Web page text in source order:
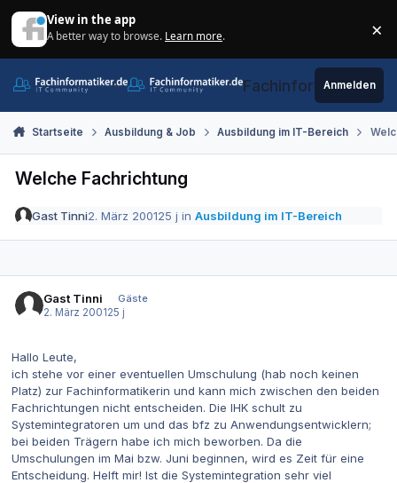
View in the app
A better way to browse. Learn more. ×
Fachinformatiker.de
Anmelden
Startseite Ausbildung & Job Ausbildung im IT-Bereich
Welche Fachrichtung
Gast Tinni2. März 200125 j inAusbildung im IT-Bereich
Gast Tinni
Gäste
2. März 2001 25 j
Hallo Leute,
ich stehe vor einer eventuellen Umschulung (hab noch keinen
Platz) zur Fachinformatikerin und kann mich zwischen den beiden
Fachrichtungen nicht entscheiden. Die IHK schult zu
Systemintegratoren um und das bfz zu Anwendungsentwicklern;
bei beiden Trägern habe ich mich beworben. Da die
Umschulungen im Mai bzw. Juni beginnen, wird es Zeit für eine
Entscheidung. Helft mir! Ist die Systemintegration sehr viel